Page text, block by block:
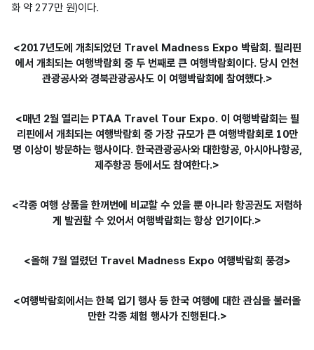
화 약 277만 원)이다.
<2017년도에 개최되었던 Travel Madness Expo 박람회. 필리핀
에서 개최되는 여행박람회 중 두 번째로 큰 여행박람회이다. 당시 인천
관광공사와 경북관광공사도 이 여행박람회에 참여했다.>
<매년 2월 열리는 PTAA Travel Tour Expo. 이 여행박람회는 필
리핀에서 개최되는 여행박람회 중 가장 규모가 큰 여행박람회로 10만
명 이상이 방문하는 행사이다. 한국관광공사와 대한항공, 아시아나항공,
제주항공 등에서도 참여한다.>
<각종 여행 상품을 한꺼번에 비교할 수 있을 뿐 아니라 항공권도 저렴하
게 발권할 수 있어서 여행박람회는 항상 인기이다.>
<올해 7월 열렸던 Travel Madness Expo 여행박람회 풍경>
<여행박람회에서는 한복 입기 행사 등 한국 여행에 대한 관심을 불러올
만한 각종 체험 행사가 진행된다.>